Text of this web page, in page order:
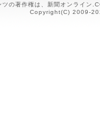
の著作権は、新聞オンライン
Copyright(C) 2009-